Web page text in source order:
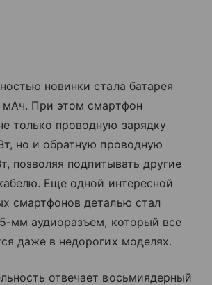
новинки стала батарея
При этом смартфон
только проводную зарядку
но и обратную проводную
позволяя подпитывать другие
Еще одной интересной
смартфонов деталью стал
мм аудиоразъем, который все
даже в недорогих моделях.
отвечает восьмиядерный